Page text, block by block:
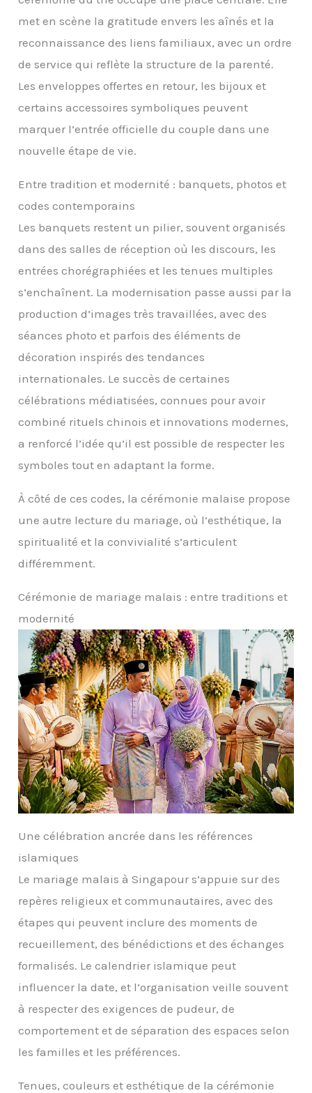
met en scène la gratitude envers les aînés et la
reconnaissance des liens familiaux, avec un ordre
de service qui reflète la structure de la parenté.
Les enveloppes offertes en retour, les bijoux et
certains accessoires symboliques peuvent
marquer l’entrée officielle du couple dans une
nouvelle étape de vie.
Entre tradition et modernité : banquets, photos et
codes contemporains
Les banquets restent un pilier, souvent organisés
dans des salles de réception où les discours, les
entrées chorégraphiées et les tenues multiples
s’enchaînent. La modernisation passe aussi par la
production d’images très travaillées, avec des
séances photo et parfois des éléments de
décoration inspirés des tendances
internationales. Le succès de certaines
célébrations médiatisées, connues pour avoir
combiné rituels chinois et innovations modernes,
a renforcé l’idée qu’il est possible de respecter les
symboles tout en adaptant la forme.
À côté de ces codes, la cérémonie malaise propose
une autre lecture du mariage, où l’esthétique, la
spiritualité et la convivialité s’articulent
différemment.
Cérémonie de mariage malais : entre traditions et
modernité
Une célébration ancrée dans les références
islamiques
Le mariage malais à Singapour s’appuie sur des
repères religieux et communautaires, avec des
étapes qui peuvent inclure des moments de
recueillement, des bénédictions et des échanges
formalisés. Le calendrier islamique peut
influencer la date, et l’organisation veille souvent
à respecter des exigences de pudeur, de
comportement et de séparation des espaces selon
les familles et les préférences.
Tenues, couleurs et esthétique de la cérémonie